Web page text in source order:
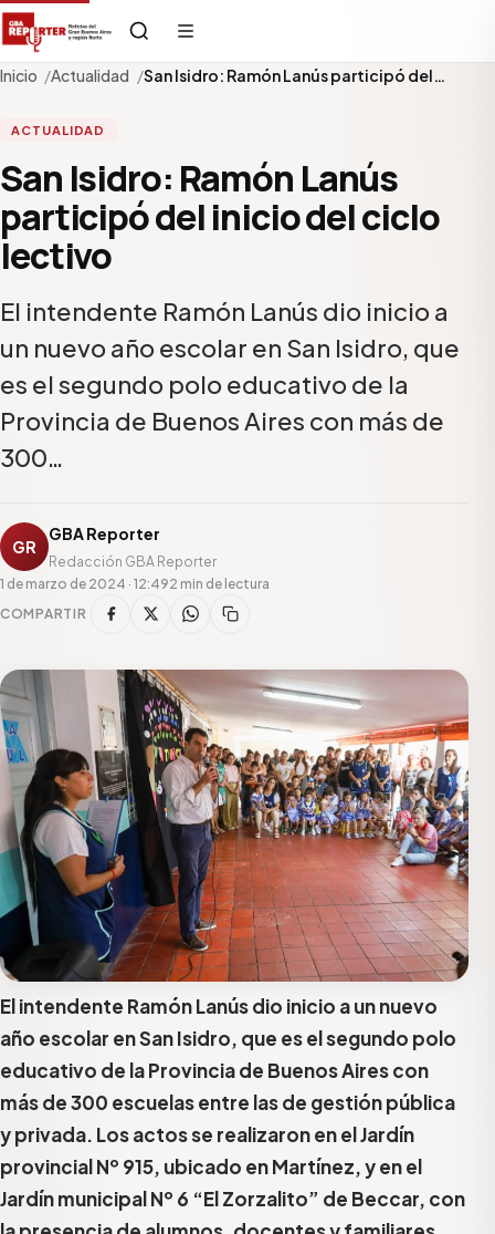
Inicio Actualidad San Isidro: Ramón Lanús participó del…
ACTUALIDAD
San Isidro: Ramón Lanús
participó del inicio del ciclo
lectivo
El intendente Ramón Lanús dio inicio a
un nuevo año escolar en San Isidro, que
es el segundo polo educativo de la
Provincia de Buenos Aires con más de
300…
GR
GBA Reporter
Redacción GBA Reporter
1 de marzo de 2024 · 12:492 min de lectura
COMPARTIR
El intendente Ramón Lanús dio inicio a un nuevo
año escolar en San Isidro, que es el segundo polo
educativo de la Provincia de Buenos Aires con
más de 300 escuelas entre las de gestión pública
y privada. Los actos se realizaron en el Jardín
provincial Nº 915, ubicado en Martínez, y en el
Jardín municipal Nº 6 “El Zorzalito” de Beccar, con